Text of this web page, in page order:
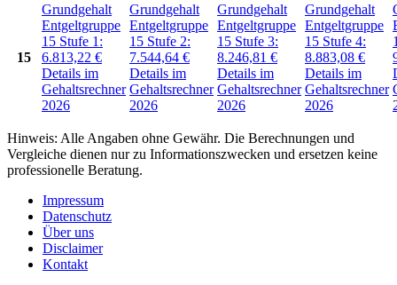
15
Grundgehalt
Entgeltgruppe
15 Stufe 1:
6.813,22 €
Details im
Gehaltsrechner
2026
Grundgehalt
Entgeltgruppe
15 Stufe 2:
7.544,64 €
Details im
Gehaltsrechner
2026
Grundgehalt
Entgeltgruppe
15 Stufe 3:
8.246,81 €
Details im
Gehaltsrechner
2026
Grundgehalt
Entgeltgruppe
15 Stufe 4:
8.883,08 €
Details im
Gehaltsrechner
2026
Hinweis: Alle Angaben ohne Gewähr. Die Berechnungen und
Vergleiche dienen nur zu Informationszwecken und ersetzen keine
professionelle Beratung.
Impressum
Datenschutz
Über uns
Disclaimer
Kontakt